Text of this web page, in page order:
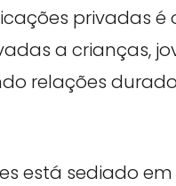
privadas é
a crianças,
relações
está sediado